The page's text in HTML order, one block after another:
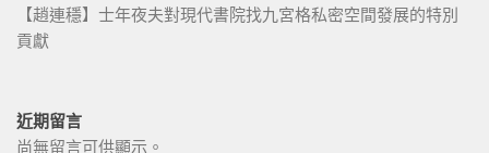
【趙連穩】士年夜夫對現代書院找九宮格私密空間發展的特別
貢獻
近期留言
尚無留言可供顯示。